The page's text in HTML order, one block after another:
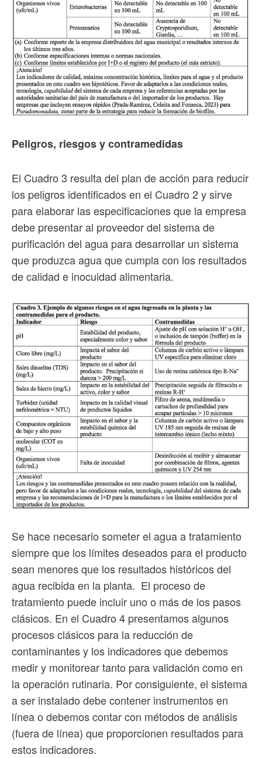
Peligros, riesgos y contramedidas
El Cuadro 3 resulta del plan de acción para reducir
los peligros identificados en el Cuadro 2 y sirve
para elaborar las especificaciones que la empresa
debe presentar al proveedor del sistema de
purificación del agua para desarrollar un sistema
que produzca agua que cumpla con los resultados
de calidad e inocuidad alimentaria.
Se hace necesario someter el agua a tratamiento
siempre que los límites deseados para el producto
sean menores que los resultados históricos del
agua recibida en la planta. El proceso de
tratamiento puede incluir uno o más de los pasos
clásicos. En el Cuadro 4 presentamos algunos
procesos clásicos para la reducción de
contaminantes y los indicadores que debemos
medir y monitorear tanto para validación como en
la operación rutinaria. Por consiguiente, el sistema
a ser instalado debe contener instrumentos en
línea o debemos contar con métodos de análisis
(fuera de línea) que proporcionen resultados para
estos indicadores.